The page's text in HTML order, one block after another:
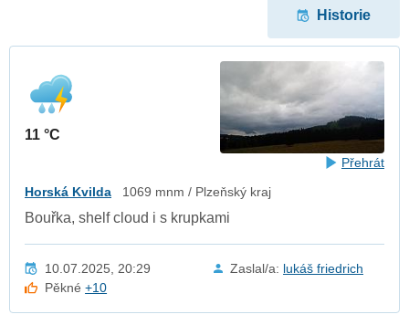
Historie
11 °C
Přehrát
Horská Kvilda 1069 mnm / Plzeňský kraj
Bouřka, shelf cloud i s krupkami
10.07.2025, 20:29 Zaslal/a: lukáš friedrich
Pěkné+10